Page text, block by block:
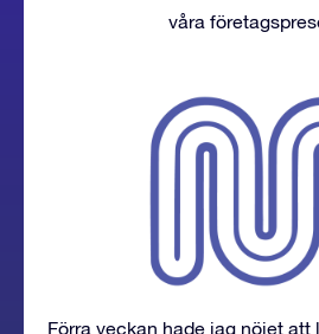
våra
Förra veckan hade jag nöjet att